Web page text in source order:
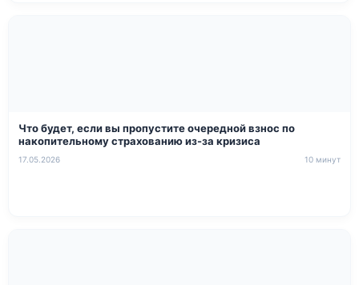
Что будет, если вы пропустите очередной взнос по
накопительному страхованию из-за кризиса
17.05.2026 10 минут